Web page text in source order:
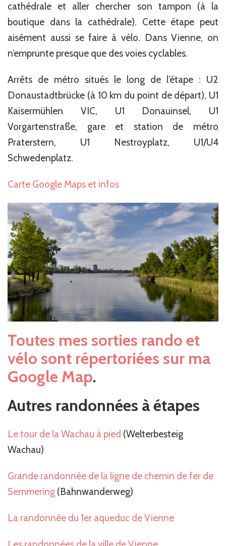
cathédrale et aller chercher son tampon (à la
boutique dans la cathédrale). Cette étape peut
aisément aussi se faire à vélo. Dans Vienne, on
n’emprunte presque que des voies cyclables.
Arrêts de métro situés le long de l’étape : U2
Donaustadtbrücke (à 10 km du point de départ), U1
Kaisermühlen VIC, U1 Donauinsel, U1
Vorgartenstraße, gare et station de métro
Praterstern, U1 Nestroyplatz, U1/U4
Schwedenplatz.
Carte Google Maps et infos
Toutes mes sorties rando et
vélo sont répertoriées sur ma
Google Map.
Autres randonnées à étapes
Le tour de la Wachau à pied (Welterbesteig
Wachau)
Grande randonnée de la ligne de chemin de fer de
Semmering (Bahnwanderweg)
La randonnée du 1er aqueduc de Vienne